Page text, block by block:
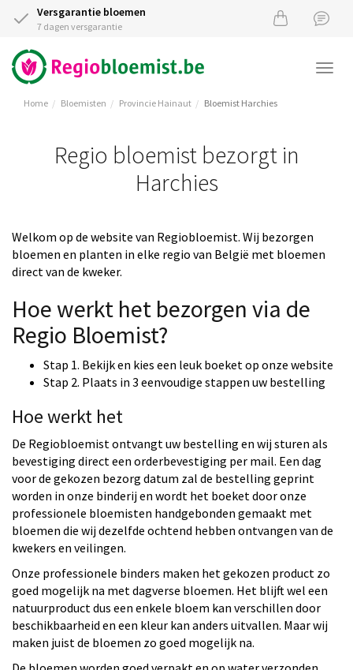
Versgarantie bloemen
7 dagen versgarantie
Home Bloemisten Provincie Hainaut Bloemist Harchies
Regio bloemist bezorgt in
Harchies
Welkom op de website van Regiobloemist. Wij bezorgen
bloemen en planten in elke regio van België met bloemen
direct van de kweker.
Hoe werkt het bezorgen via de
Regio Bloemist?
Stap 1. Bekijk en kies een leuk boeket op onze website
Stap 2. Plaats in 3 eenvoudige stappen uw bestelling
Hoe werkt het
De Regiobloemist ontvangt uw bestelling en wij sturen als
bevestiging direct een orderbevestiging per mail. Een dag
voor de gekozen bezorg datum zal de bestelling geprint
worden in onze binderij en wordt het boeket door onze
professionele bloemisten handgebonden gemaakt met
bloemen die wij dezelfde ochtend hebben ontvangen van de
kwekers en veilingen.
Onze professionele binders maken het gekozen product zo
goed mogelijk na met dagverse bloemen. Het blijft wel een
natuurproduct dus een enkele bloem kan verschillen door
beschikbaarheid en een kleur kan anders uitvallen. Maar wij
maken juist de bloemen zo goed mogelijk na.